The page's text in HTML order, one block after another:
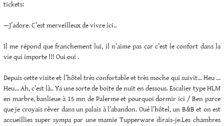
tickets:
—J’adore. C’est merveilleux de vivre ici..
Il me répond que franchement lui, il n’aime pas car c’est le confort dans la
vie qui importe !!! Oui oui .
Depuis cette visite et l’hôtel très confortable et très moche qui suivit… Heu …
Heu… Ah, c’est là.. Ya une sorte de boite de nuit en dessous. Escalier type HLM
en marbre, banlieue à 15 mn de Palerme et pourquoi dormir ici / Ben parce
que je croyais rêver dans un palais à l’abandon. Oué l’hôtel, un B&B et on est
accueillies super sympa par une mamie Tupperware dirais-je.Les chambres